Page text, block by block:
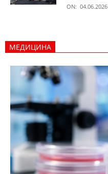
ON: 04.06.2026
МЕДИЦИНА